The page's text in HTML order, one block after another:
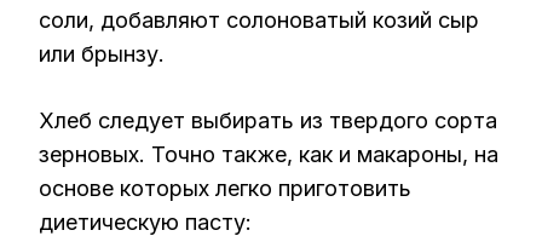
соли, добавляют солоноватый козий сыр
или брынзу.
Хлеб следует выбирать из твердого сорта
зерновых. Точно также, как и макароны, на
основе которых легко приготовить
диетическую пасту: